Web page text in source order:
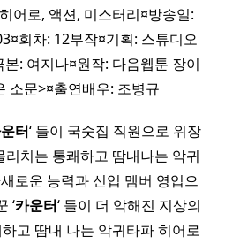
어로, 액션, 미스터리¤방송일:
회차: 12부작¤기획: 스튜디오
: 여지나¤원작: 다음웹툰 장이
소문>¤출연배우: 조병규
터‘ 들이 국숫집 직원으로 위장
치는 통쾌하고 땀내나는 악귀
로운 능력과 신입 멤버 영입으
‘카운터‘ 들이 더 악해진 지상의
고 땀내 나는 악귀타파 히어로